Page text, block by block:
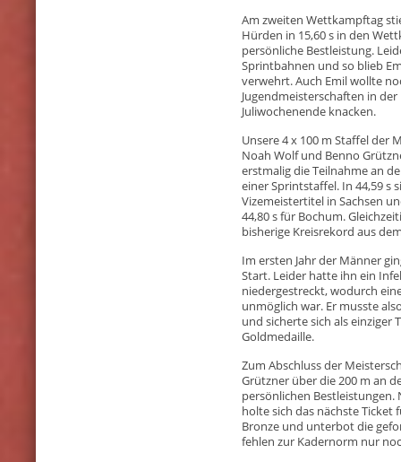
Am zweiten Wettkampftag
Hürden in 15,60 s in den
persönliche Bestleistung.
Sprintbahnen und so blieb
verwehrt. Auch Emil wollte
Jugendmeisterschaften in
Juliwochenende knacken.
Unsere 4 x 100 m Staffel der
Noah Wolf und Benno
erstmalig die Teilnahme an
einer Sprintstaffel. In 44,59 s
Vizemeistertitel in Sachsen
44,80 s für Bochum.
bisherige Kreisrekord aus
Im ersten Jahr der Männer
Start. Leider hatte ihn ein
niedergestreckt, wodurch
unmöglich war. Er musste
und sicherte sich als einziger
Goldmedaille.
Zum Abschluss der
Grützner über die 200 m an
persönlichen Bestleistungen.
holte sich das nächste Ticket
Bronze und unterbot die
fehlen zur Kadernorm nur